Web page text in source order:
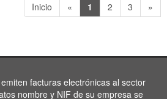
Inicio
« 1 2 3 »
facturas electrónicas al sector
nombre y NIF de su empresa se